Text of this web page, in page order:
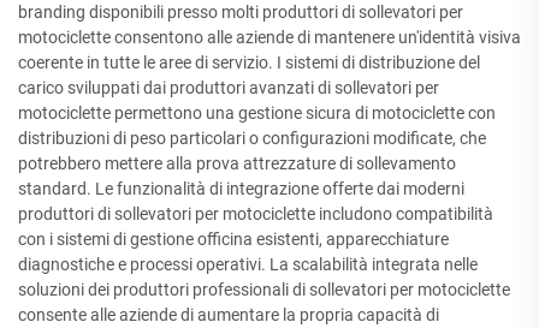
branding disponibili presso molti produttori di sollevatori per
motociclette consentono alle aziende di mantenere un'identità visiva
coerente in tutte le aree di servizio. I sistemi di distribuzione del
carico sviluppati dai produttori avanzati di sollevatori per
motociclette permettono una gestione sicura di motociclette con
distribuzioni di peso particolari o configurazioni modificate, che
potrebbero mettere alla prova attrezzature di sollevamento
standard. Le funzionalità di integrazione offerte dai moderni
produttori di sollevatori per motociclette includono compatibilità
con i sistemi di gestione officina esistenti, apparecchiature
diagnostiche e processi operativi. La scalabilità integrata nelle
soluzioni dei produttori professionali di sollevatori per motociclette
consente alle aziende di aumentare la propria capacità di